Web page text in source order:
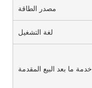
مصدر الطاقة
لغة التشغيل
خدمة ما بعد البيع المقدمة